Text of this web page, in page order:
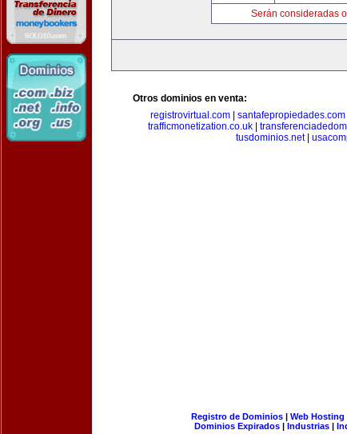
Serán consideradas
Otros dominios en venta:
registrovirtual.com
santafepropiedades.com
trafficmonetization.co.uk
tusdominios.net|
Registro de Dominios| Web Hosting
Dominios Expirados | Industrias |